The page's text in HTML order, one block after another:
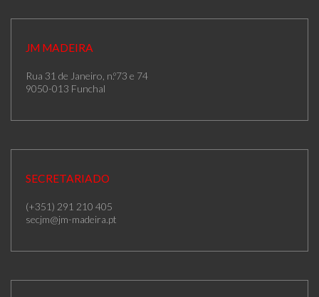
JM MADEIRA
Rua 31 de Janeiro, n.º73 e 74
9050-013 Funchal
SECRETARIADO
(+351) 291 210 405
secjm@jm-madeira.pt